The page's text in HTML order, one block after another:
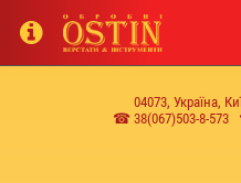
04073, Україна,
☎ 38(067)503-8-573